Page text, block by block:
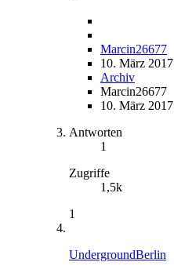
Marcin26677
10. März 2017
Archiv
Marcin26677
10. März 2017
Antworten
1
Zugriffe
1,5k
1
UndergroundBerlin